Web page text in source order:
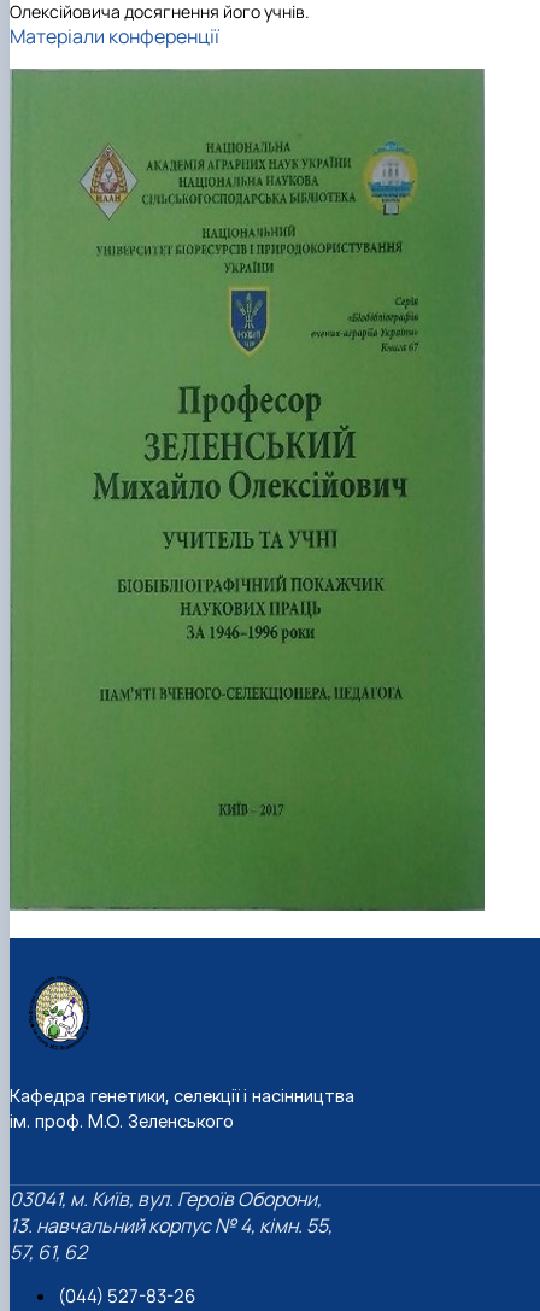
ідентифікації сортів рослин"
І міжнародна конференція присвячена 90-
річчю від дня народження вченого М.О. Зе…
Олексійовича досягнення його учнів.
Матеріали конференції
Кафедра генетики, селекції і насінництва
ім. проф. М.О. Зеленського
03041, м. Київ, вул. Героїв Оборони,
13. навчальний корпус № 4, кімн. 55,
57, 61, 62
(044) 527-83-26